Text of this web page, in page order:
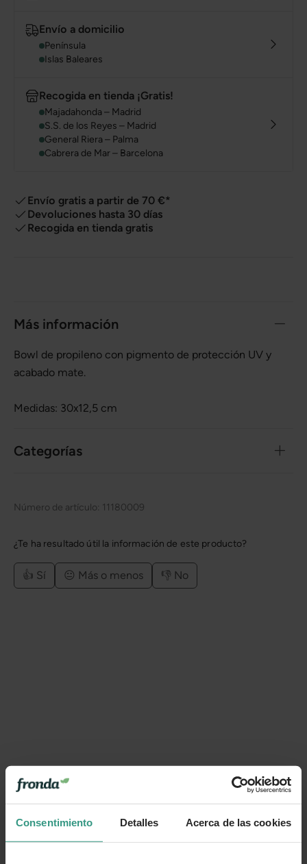
Consentimiento Detalles Acerca de las cookies
Envío a domicilio
Península
Islas Baleares
Recogida en tienda ¡Gratis!
Majadahonda – Madrid
S.S. de los Reyes – Madrid
General Riera – Palma
Cabrera de Mar – Barcelona
Envío gratis a partir de 70 €*
Devoluciones hasta 30 días
Recogida en tienda gratis
Más información
Bowl de propileno con pigmento de protección UV y
acabado mate.
Medidas: 30x12,5 cm
Categorías
Número de artículo: 11180009
¿Te ha resultado útil la información de este producto?
👍 Sí 😐 Más o menos 👎 No